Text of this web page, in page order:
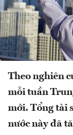
Theo nghiên
mỗi tuần
mới. Tổng tài
nước này đã